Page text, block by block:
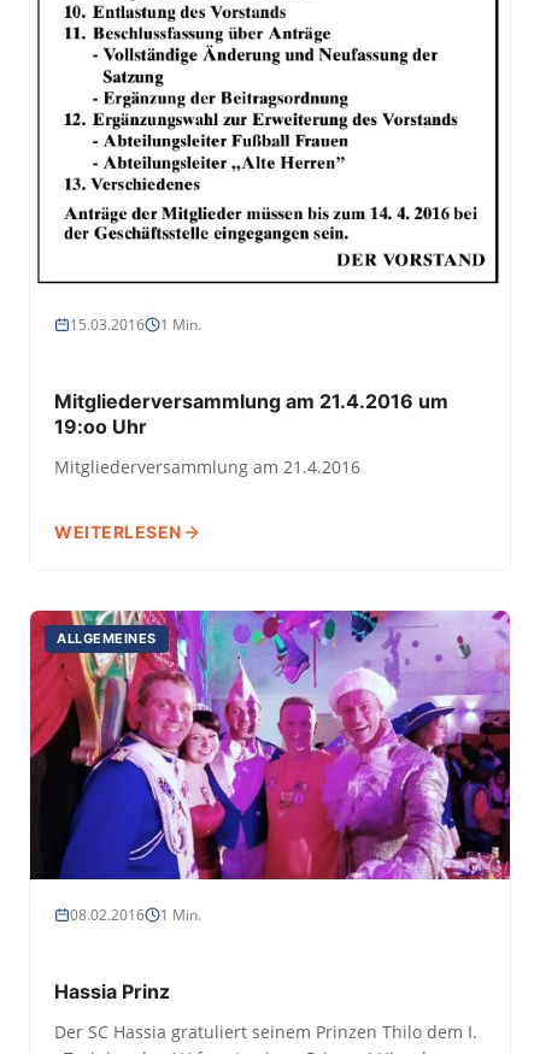
15.03.2016 1 Min.
Mitgliederversammlung am 21.4.2016 um
19:oo Uhr
Mitgliederversammlung am 21.4.2016
WEITERLESEN
ALLGEMEINES
08.02.2016 1 Min.
Hassia Prinz
Der SC Hassia gratuliert seinem Prinzen Thilo dem I.